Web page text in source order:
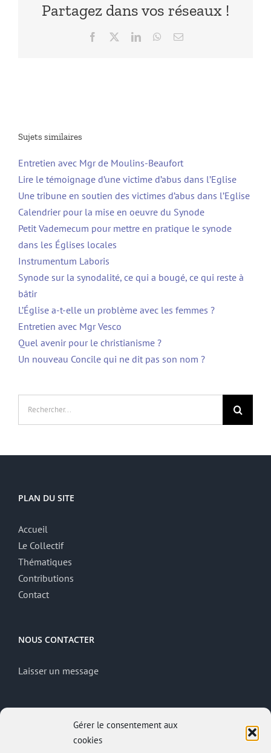
Gérer le consentement aux
cookies
Partagez dans vos réseaux !
Facebook LinkedInWhatsApp
Email
Sujets similaires
Entretien avec Mgr de Moulins-Beaufort
Lire le témoignage d’une victime d’abus dans l’Eglise
Une tribune en soutien des victimes d’abus dans l’Eglise
Calendrier pour la mise en oeuvre du Synode
Petit Vademecum pour mettre en pratique le synode
dans les Églises locales
Instrumentum Laboris
Synode sur la synodalité, ce qui a bougé, ce qui reste à
bâtir
L’Église a-t-elle un problème avec les femmes ?
Entretien avec Mgr Vesco
Quel avenir pour le christianisme ?
Un nouveau Concile qui ne dit pas son nom ?
PLAN DU SITE
Accueil
Le Collectif
Thématiques
Contributions
Contact
NOUS CONTACTER
Laisser un message
Mentions légales